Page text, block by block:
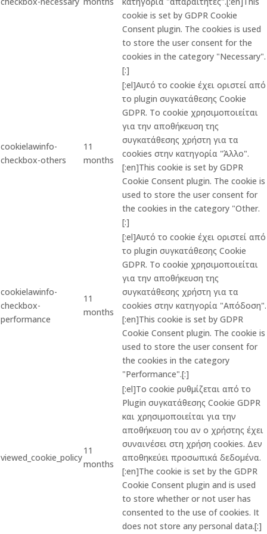
cookie is set by GDPR Cookie
Consent plugin. The cookies is used
to store the user consent for the
cookies in the category "Necessary".
[:]
cookielawinfo-
checkbox-others
11
months
[:el]Αυτό το cookie έχει οριστεί από
το plugin συγκατάθεσης Cookie
GDPR. Το cookie χρησιμοποιείται
για την αποθήκευση της
συγκατάθεσης χρήστη για τα
cookies στην κατηγορία "Άλλο".
[:en]This cookie is set by GDPR
Cookie Consent plugin. The cookie is
used to store the user consent for
the cookies in the category "Other.
[:]
cookielawinfo-
checkbox-
performance
11
months
[:el]Αυτό το cookie έχει οριστεί από
το plugin συγκατάθεσης Cookie
GDPR. Το cookie χρησιμοποιείται
για την αποθήκευση της
συγκατάθεσης χρήστη για τα
cookies στην κατηγορία "Απόδοση".
[:en]This cookie is set by GDPR
Cookie Consent plugin. The cookie is
used to store the user consent for
the cookies in the category
"Performance".[:]
viewed_cookie_policy
11
months
[:el]Το cookie ρυθμίζεται από το
Plugin συγκατάθεσης Cookie GDPR
και χρησιμοποιείται για την
αποθήκευση του αν ο χρήστης έχει
συναινέσει στη χρήση cookies. Δεν
αποθηκεύει προσωπικά δεδομένα.
[:en]The cookie is set by the GDPR
Cookie Consent plugin and is used
to store whether or not user has
consented to the use of cookies. It
does not store any personal data.[:]